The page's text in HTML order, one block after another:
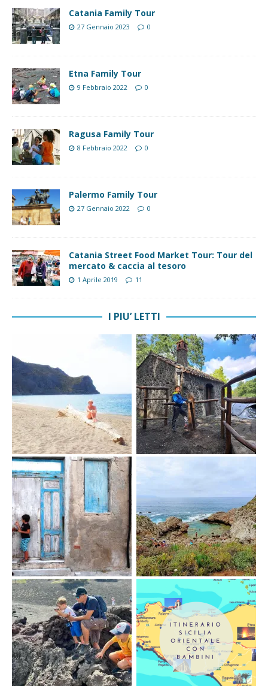
Catania Family Tour
27 Gennaio 2023 0
Etna Family Tour
9 Febbraio 2022 0
Ragusa Family Tour
8 Febbraio 2022 0
Palermo Family Tour
27 Gennaio 2022 0
Catania Street Food Market Tour: Tour del
mercato & caccia al tesoro
1 Aprile 2019 11
I PIU’ LETTI